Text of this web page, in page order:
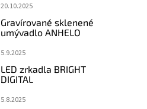
20.10.2025
Gravírované sklenené
umývadlo ANHELO
5.9.2025
LED zrkadla BRIGHT
DIGITAL
5.8.2025